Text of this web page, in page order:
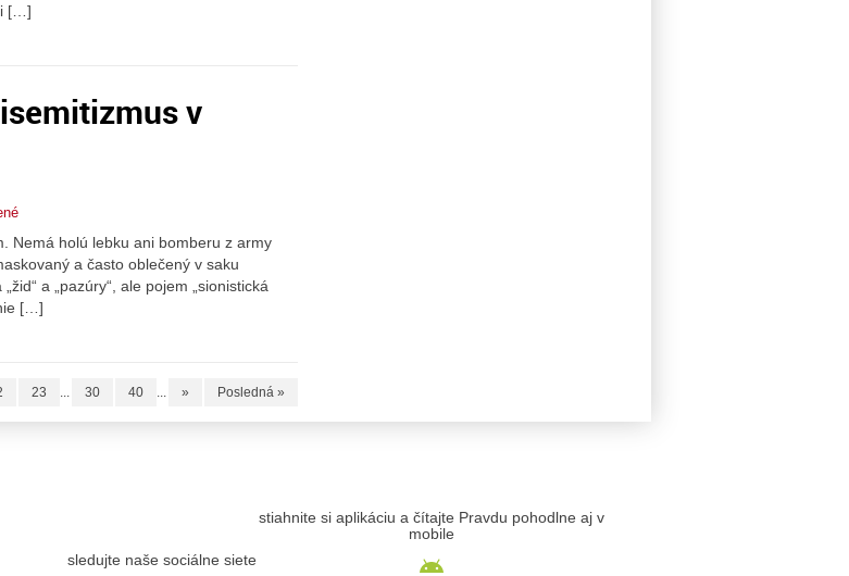
[…]
v
Nemá holú lebku ani bomberu z army
a často oblečený v saku
a „pazúry“, ale pojem „sionistická
[…]
23 ... 30 40 ... » Posledná »
sledujte naše sociálne siete
stiahnite si aplikáciu a čítajte Pravdu pohodlne aj v
mobile